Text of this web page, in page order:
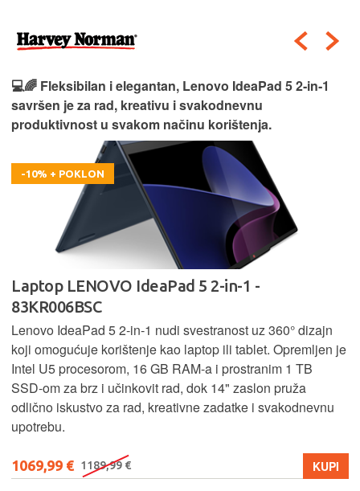
💻🌈 Fleksibilan i elegantan, Lenovo IdeaPad 5 2‑in‑1
savršen je za rad, kreativu i svakodnevnu
produktivnost u svakom načinu korištenja.
-10% + POKLON
Laptop LENOVO IdeaPad 5 2-in-1 -
83KR006BSC
Lenovo IdeaPad 5 2‑in‑1 nudi svestranost uz 360° dizajn
koji omogućuje korištenje kao laptop ili tablet. Opremljen je
Intel U5 procesorom, 16 GB RAM-a i prostranim 1 TB
SSD‑om za brz i učinkovit rad, dok 14" zaslon pruža
odlično iskustvo za rad, kreativne zadatke i svakodnevnu
upotrebu.
1069,99 € 1189,99 € KUPI